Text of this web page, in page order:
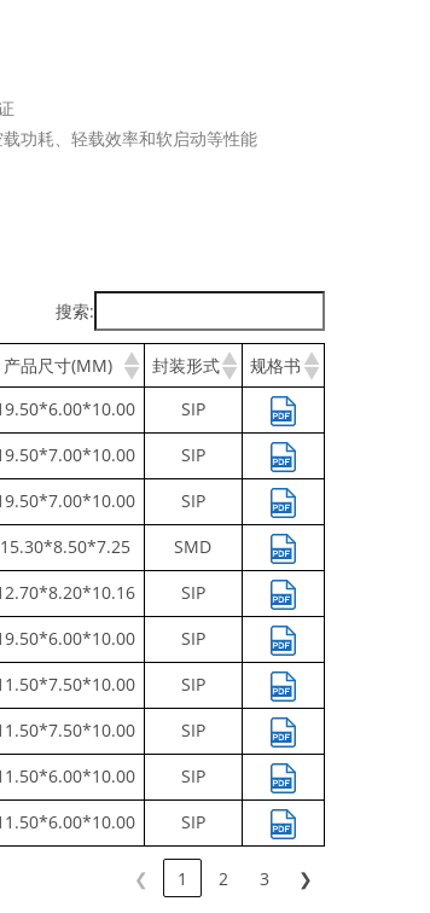
功耗、轻载效率和软启动等性能
搜索:
产品尺寸(MM) 封装形式
规格书
SIP
SIP
SIP
15.30*8.50*7.25
SMD
SIP
SIP
SIP
SIP
SIP
SIP
❮ 1 2 3 ❯